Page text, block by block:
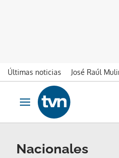
Últimas noticias José Raúl
Ir al contenido
Obrir navegació
Nacionales